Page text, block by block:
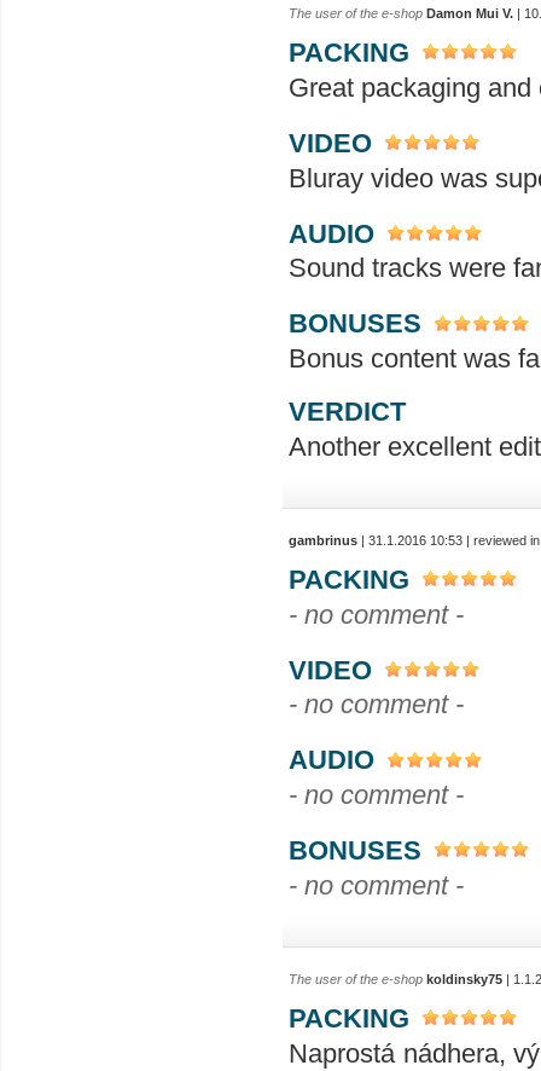
The user of the e-shop Damon Mui V. |
PACKING
Great packaging
VIDEO
Bluray video was
AUDIO
Sound tracks were
BONUSES
Bonus content was
VERDICT
Another excellent
gambrinus | 31.1.2016 10:53 | reviewed
PACKING
- no comment -
VIDEO
- no comment -
AUDIO
- no comment -
BONUSES
- no comment -
The user of the e-shop koldinsky75 |
PACKING
Naprostá nádhera,